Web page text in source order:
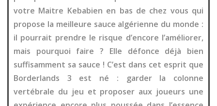
votre Maitre Kebabien en bas de chez vous qui
propose la meilleure sauce algérienne du monde :
il pourrait prendre le risque d’encore l’améliorer,
mais pourquoi faire ? Elle défonce déjà bien
suffisamment sa sauce ! C’est dans cet esprit que
Borderlands 3 est né : garder la colonne
vertébrale du jeu et proposer aux joueurs une